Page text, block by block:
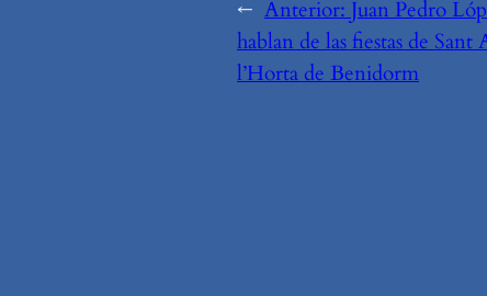
← Anterior: Juan Pedro
hablan de las fiestas de
l’Horta de Benidorm